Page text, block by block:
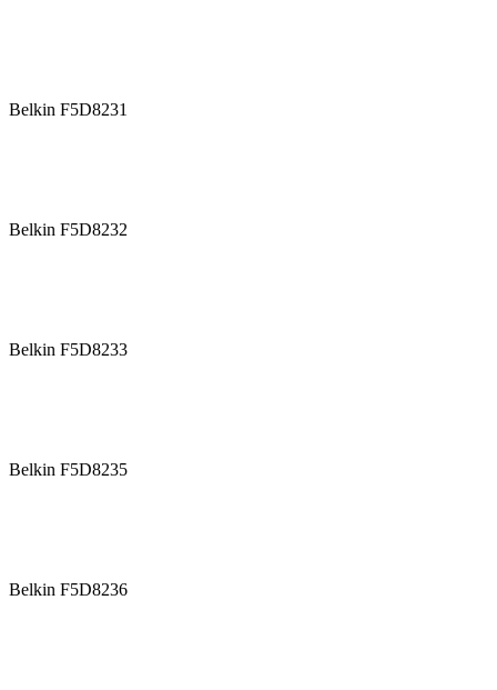
Belkin F5D8231
Belkin F5D8232
Belkin F5D8233
Belkin F5D8235
Belkin F5D8236